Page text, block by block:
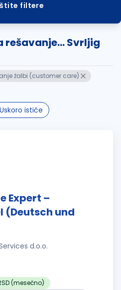
filtere
rešavanje... Svrljig
žalbi (customer care)
Uskoro ističe
Expert –
(Deutsch und
d.o.o.
(mesečno)